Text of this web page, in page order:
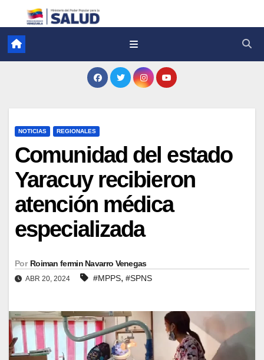
NOTICIAS REGIONALES
Comunidad del estado
Yaracuy recibieron
atención médica
especializada
Por Roiman fermin Navarro Venegas
ABR 20, 2024 #MPPS, #SPNS